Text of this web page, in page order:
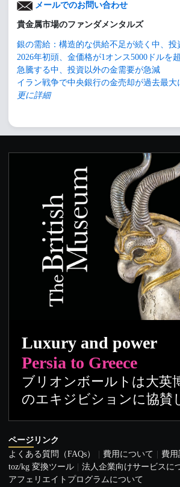
メールでのお問い合わせ
貴金属市場のファンダメンタルズ
銀の需給：構造的な供給不足が続く中、
2026年初頭、金価格が1オンス5000ドルを
急騰する中、投資以外の金需要が急減
イラン戦争で中央銀行の金売却が過去最大
更に詳細
Luxury and power
Persia to Greece
ブリオンボールトは大英
のエキジビションに協賛
ページリンク
よくある質問（FAQs）
費用について
費
toz/kg 変換ツール
法人企業向けサービスに
アフェリエイトプログラムについて